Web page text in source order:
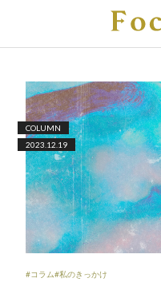
COLUMN
2023.12.19
#コラム#私のきっかけ